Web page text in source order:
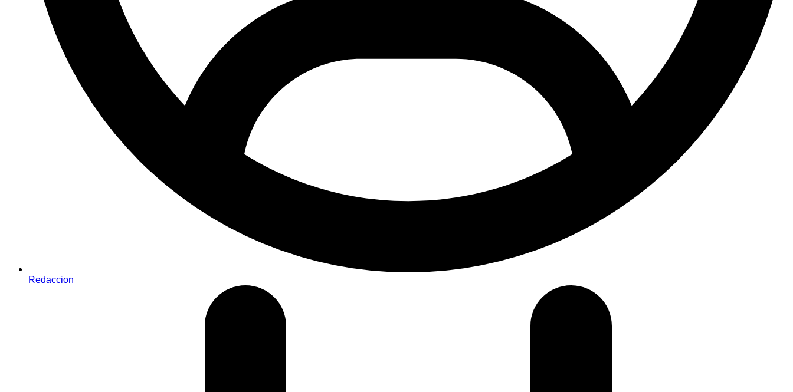
Redaccion